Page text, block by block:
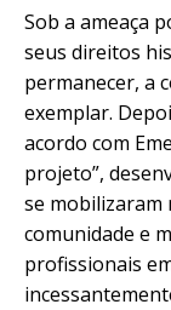
Sob a ameaça
seus direitos
permanecer, a
exemplar.
acordo com
projeto”,
se mobilizaram
comunidade e
profissionais